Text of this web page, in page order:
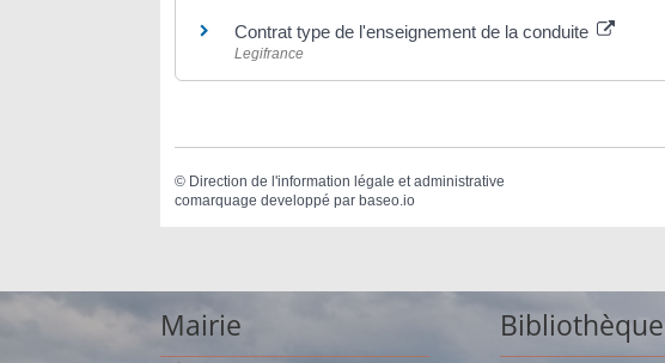
Contrat type de l'enseignement de la conduite
Legifrance
© Direction de l'information légale et administrative
comarquage developpé parbaseo.io
Mairie Bibliothèque